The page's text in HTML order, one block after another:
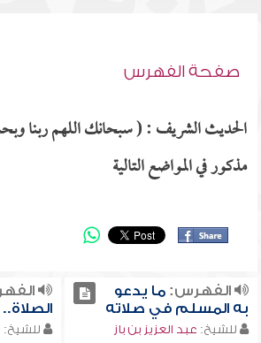
صفحة الفهرس
الحديث الشريف : ( سبحانك اللهم ربنا
مذكور في المواضع التالية
الفهرس:ما يدعو
به المسلم في صلاته
للشيخ: عبد العزيز بن باز
للشيخ: